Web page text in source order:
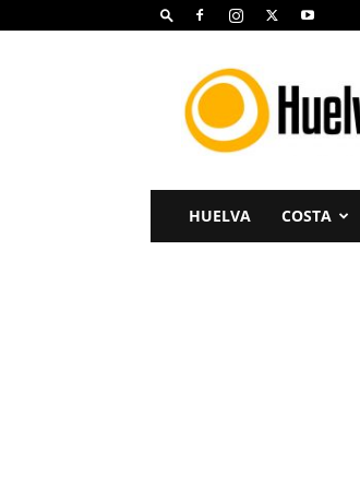
Huelva
Costa
HUELVA COSTA